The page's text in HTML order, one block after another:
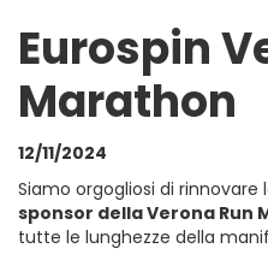
Eurospin
Marathon
12/11/2024
Siamo orgogliosi di
sponsor della Verona Run
tutte le lunghezze della